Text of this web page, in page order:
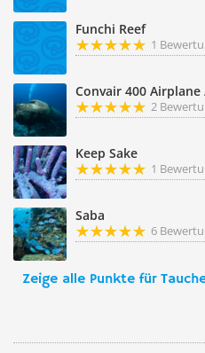
Funchi Reef
1
Convair 400
2
Keep Sake
1
Saba
6
Zeige alle Punkte für